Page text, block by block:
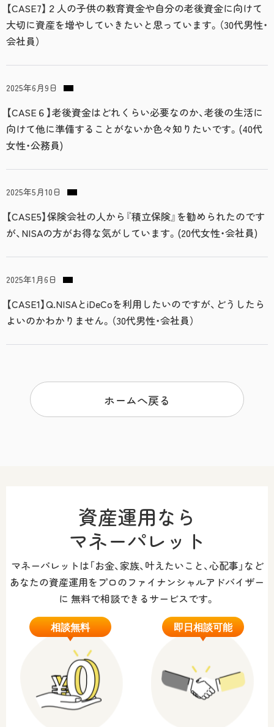
【CASE7】２人の子供の教育資金や自分の老後資金に向けて
大切に資産を増やしていきたいと思っています。（30代男性・
会社員）
2025年6月9日
【CASE６】老後資金はどれくらい必要なのか、老後の生活に
向けて他に準備することがないか色々知りたいです。(40代
女性・公務員)
2025年5月10日
【CASE5】保険会社の人から『積立保険』を勧められたのです
が、NISAの方がお得な気がしています。(20代女性・会社員)
2025年1月6日
【CASE1】Q.NISAとiDeCoを利用したいのですが、どうしたら
よいのかわかりません。（30代男性・会社員）
ホームへ戻る
資産運用なら
マネーパレット
マネーパレットは「お金、家族、叶えたいこと、心配事」など
あなたの資産運用をプロのファイナンシャルアドバイザー
に 無料で相談できるサービスです。